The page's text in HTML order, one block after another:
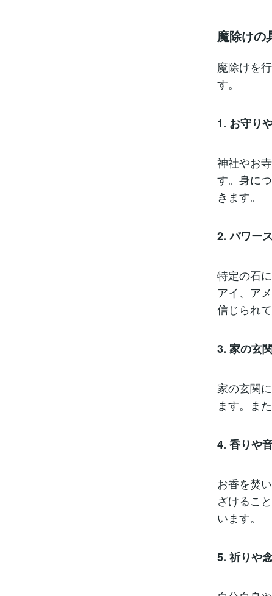
魔除けの
魔除けを
す。
1. お守り
神社やお
す。身に
きます。
2. パワー
特定の石
アイ、ア
信じられて
3. 家の玄
家の玄関
ます。ま
4. 香りや
お香を焚
ざけるこ
います。
5. 祈りや